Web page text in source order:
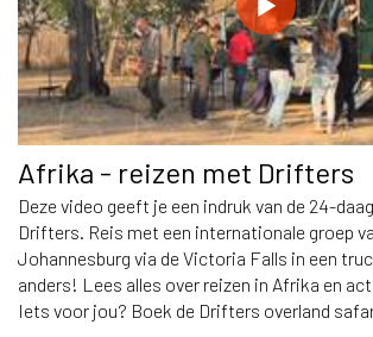
Afrika - reizen met Drifters
Deze video geeft je een indruk van de 24-
Drifters. Reis met een internationale groep
Johannesburg via de Victoria Falls in een
anders! Lees alles over reizen in Afrika en
Iets voor jou? Boek de Drifters overland